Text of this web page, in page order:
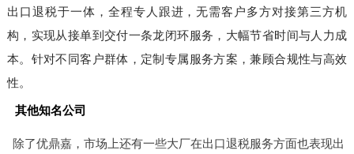
出口退税于一体，全程专人跟进，无需客户多方对接第三方机
构，实现从接单到交付一条龙闭环服务，大幅节省时间与人力成
本。针对不同客户群体，定制专属服务方案，兼顾合规性与高效
性。
其他知名公司
除了优鼎嘉，市场上还有一些大厂在出口退税服务方面也表现出